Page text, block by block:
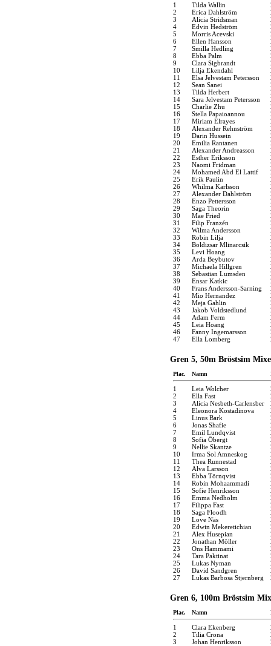
1 Tilda Wallin
2
Erica Dahlström
3
Alicia Stridsman
4
Edvin Hedström
5
Morris Acevski
6
Ellen Hansson
7
Smilla Hedling
8
Ebba Palm
9
Clara Sigbrandt
10
Lilja Ekendahl
11
Elsa Jelvestam Petersson
12
Sean Sanei
13
Tilda Herbert
14
Sara Jelvestam Petersson
15
Charlie Zhu
16
Stella Papaioannou
17
Miriam Elrayes
18
Alexander Rehnström
19
Darin Hussein
20
Emilia Rantanen
21
Alexander Andreasson
22
Esther Eriksson
23
Naomi Fridman
24
Mohamed Abd El Lattif
25
Erik Paulin
26
Whilma Karlsson
27
Alexander Dahlström
28
Enzo Pettersson
29
Saga Theorin
30
Mae Fried
31
Filip Franzén
32
Wilma Andersson
33
Robin Lilja
34
Boldizsar Mlinarcsik
35
Levi Hoang
36
Arda Beybutov
37
Michaela Hillgren
38
Sebastian Lumsden
39
Ensar Katkic
40
Frans Andersson-Sarning
41
Mio Hernandez
42
Meja Gahlin
43
Jakob Voldstedlund
44
Adam Ferm
45
Leia Hoang
46
Fanny Ingemarsson
47
Ella Lomberg
Gren 5, 50m Bröstsim
Plac. Namn
1 Leia Wolcher
2
Ella Fast
3
Alicia Nesbeth-Carlensber
4
Eleonora Kostadinova
5
Linus Bark
6
Jonas Shafie
7
Emil Lundqvist
8
Sofia Öbergt
9
Nellie Skantze
10
Irma Sol Amneskog
11
Thea Runnestad
12
Alva Larsson
13
Ebba Törnqvist
14
Robin Mohaammadi
15
Sofie Henriksson
16
Emma Nedholm
17
Filippa Fast
18
Saga Floodh
19
Love Näs
20
Edwin Mekeretichian
21
Alex Husepian
22
Jonathan Möller
23
Ons Hammami
24
Tara Paktinat
25
Lukas Nyman
26
David Sandgren
27
Lukas Barbosa Stjernberg
Gren 6, 100m Bröstsim
Plac. Namn
1 Clara Ekenberg
2
Tilia Crona
3
Johan Henriksson